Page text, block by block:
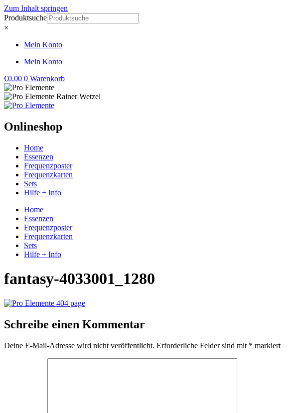
Zum Inhalt springen
Produktsuche
×
Mein Konto
Mein Konto
€0.00 0 Warenkorb
Onlineshop
Home
Essenzen
Frequenzposter
Frequenzkarten
Sets
Hilfe + Info
Home
Essenzen
Frequenzposter
Frequenzkarten
Sets
Hilfe + Info
fantasy-4033001_1280
Schreibe einen Kommentar
Deine E-Mail-Adresse wird nicht veröffentlicht. Erforderliche Felder sind mit * markiert